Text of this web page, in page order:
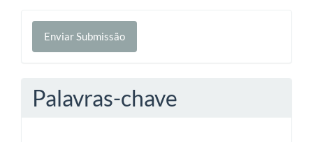
Enviar
Submissão
Enviar Submissão
Palavras-chave